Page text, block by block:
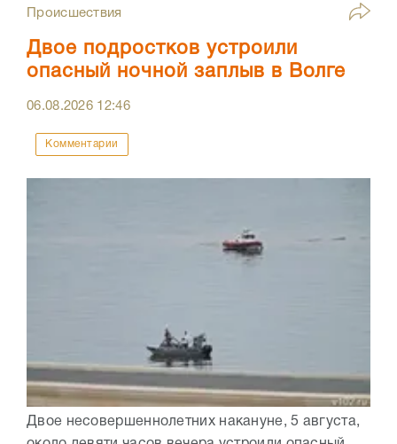
Происшествия
Двое подростков устроили
опасный ночной заплыв в Волге
06.08.2026 12:46
Комментарии
Двое несовершеннолетних накануне, 5 августа,